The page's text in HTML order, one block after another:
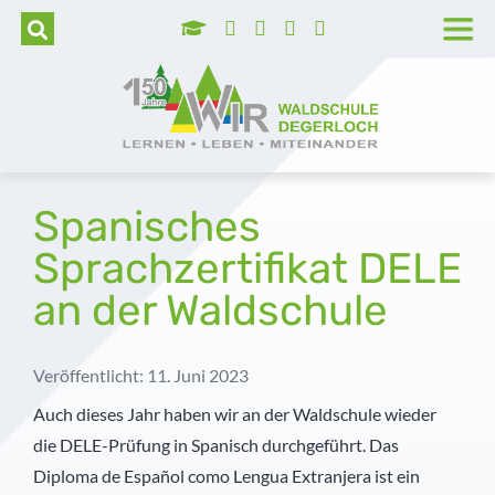
Spanisches
Sprachzertifikat DELE
an der Waldschule
Veröffentlicht: 11. Juni 2023
Auch dieses Jahr haben wir an der Waldschule wieder
die DELE-Prüfung in Spanisch durchgeführt. Das
Diploma de Español como Lengua Extranjera ist ein
Montessori
MINT
Diabetes Typ 1
Gymnasium
Hortbetreuung
Betreute selbstständige Lernzeit
Pädagogisch-didaktische Besonderheiten
Prävention
Veranstaltungshighlights
Praktika
Lage und Anfahrt
Barrierefreie Waldschule
Presse
Geschichte der Waldschule
Pädagogische Unterstützung
Sekretariat
Schulkrankenschwestern
Küche
Tag der offenen Tür
Aufnahmeverfahren
Vormerkung